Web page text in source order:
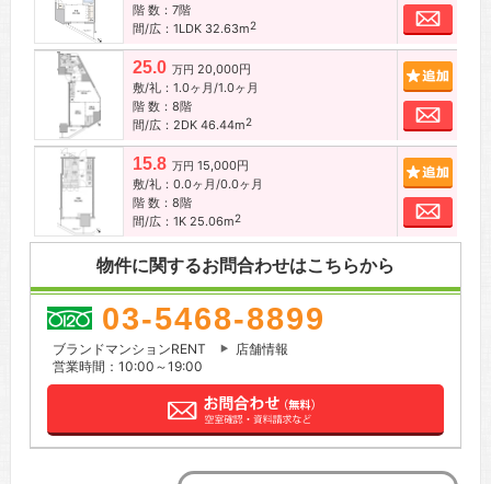
階 数：7階
間/広：1LDK 32.63m2
お問
25.0 万円 20,000円
敷/礼：1.0ヶ月/1.0ヶ月
階 数：8階
間/広：2DK 46.44m2
お問
15.8 万円 15,000円
敷/礼：0.0ヶ月/0.0ヶ月
階 数：8階
間/広：1K 25.06m2
お問
物件に関するお問合わせはこちらから
03-5468-8899
ブランドマンションRENT
店舗情報
営業時間：10:00～19:00